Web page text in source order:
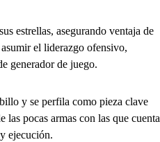
estrellas, asegurando ventaja de
el liderazgo ofensivo,
generador de juego.
y se perfila como pieza clave
pocas armas con las que cuenta
ejecución.